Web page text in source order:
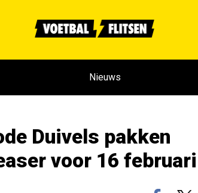
Nieuws
Duivels pakken
voor 16 februari